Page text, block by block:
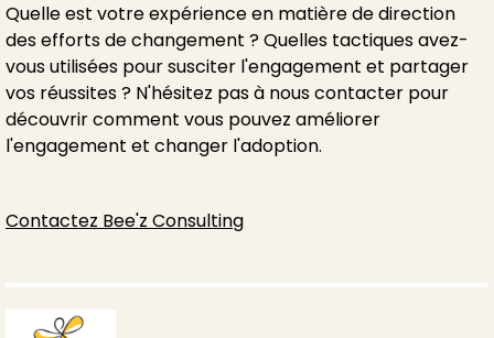
Quelle est votre expérience en matière de direction
des efforts de changement ? Quelles tactiques avez-
vous utilisées pour susciter l'engagement et partager
vos réussites ? N'hésitez pas à nous contacter pour
découvrir comment vous pouvez améliorer
l'engagement et changer l'adoption.
Contactez Bee'z Consulting